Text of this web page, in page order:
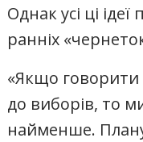
Однак усі ці
ранніх
«Якщо говорити
до виборів, то
найменше.